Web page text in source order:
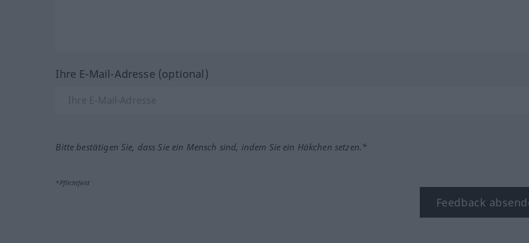
Ihre E-Mail-Adresse (optional)
Bitte bestätigen Sie, dass Sie ein Mensch sind, indem Sie ein Häkchen setzen.*
*Pflichtfeld
Feedback